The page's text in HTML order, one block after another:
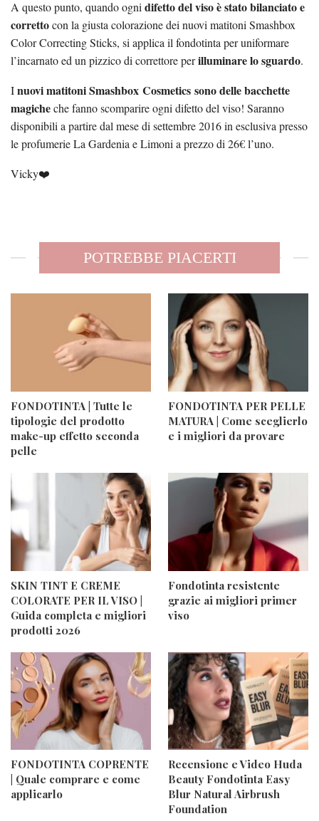
A questo punto, quando ogni difetto del viso è stato bilanciato e
correttocon la giusta colorazione dei nuovi matitoni Smashbox
Color Correcting Sticks, si applica il fondotinta per uniformare
l’incarnato ed un pizzico di correttore perilluminare lo sguardo.
Inuovi matitoni Smashbox Cosmetics sono delle bacchette
magicheche fanno scomparire ogni difetto del viso! Saranno
disponibili a partire dal mese di settembre 2016 in esclusiva presso
le profumerie La Gardenia e Limoni a prezzo di 26€ l’uno.
Vicky❤️
POTREBBE PIACERTI
FONDOTINTA | Tutte le
tipologie del prodotto
make-up effetto seconda
pelle
FONDOTINTA PER PELLE
MATURA | Come sceglierlo
e i migliori da provare
SKIN TINT E CREME
COLORATE PER IL VISO |
Guida completa e migliori
prodotti 2026
Fondotinta resistente
grazie ai migliori primer
viso
FONDOTINTA COPRENTE
| Quale comprare e come
applicarlo
Recensione e Video Huda
Beauty Fondotinta Easy
Blur Natural Airbrush
Foundation